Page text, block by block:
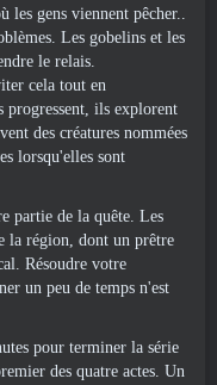
les gens viennent pêcher..
Les gobelins et les
le relais.
cela tout en
progressent, ils explorent
des créatures nommées
lorsqu'elles sont
partie de la quête. Les
la région, dont un prêtre
Résoudre votre
un peu de temps n'est
pour terminer la série
des quatre actes. Un